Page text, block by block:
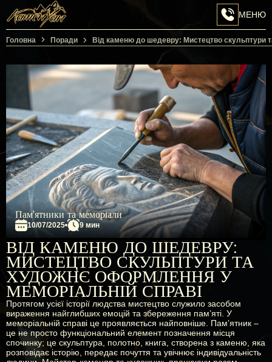
Перейти на головну сторінку МЕНЮ
Головна Поради Від каменю до шедевру: Мистецтво скульптури
Пам’ятники та меморіали
10/07/2025 9 мин
ВІД КАМЕНЮ ДО ШЕДЕВРУ:
МИСТЕЦТВО СКУЛЬПТУРИ ТА
ХУДОЖНЄ ОФОРМЛЕННЯ У
МЕМОРІАЛЬНІЙ СПРАВІ
Протягом усієї історії людства мистецтво служило засобом
вираження найглибших емоцій та збереження пам’яті. У
меморіальній справі це проявляється найповніше. Пам’ятник –
це не просто функціональний елемент позначення місця
спочинку; це скульптура, полотно, книга, створена з каменю, яка
розповідає історію, передає почуття та увічнює індивідуальність